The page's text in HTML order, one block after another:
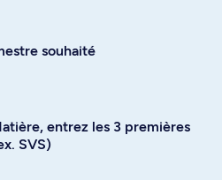
souhaité
entrez les 3 premières
SVS)